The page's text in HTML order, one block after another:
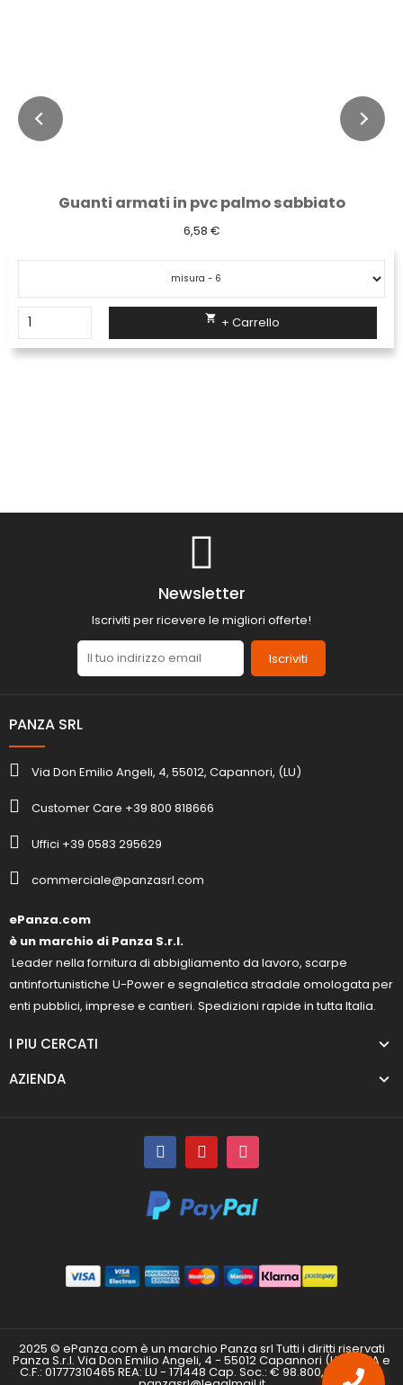
Guanti armati in pvc palmo sabbiato
6,58 €
 + Carrello
Newsletter
Iscriviti per ricevere le migliori offerte!
Iscriviti
PANZA SRL
Via Don Emilio Angeli, 4, 55012, Capannori, (LU)
Customer Care +39 800 818666
Uffici +39 0583 295629
commerciale@panzasrl.com
ePanza.com
è un marchio di Panza S.r.l.
Leader nella fornitura di abbigliamento da lavoro, scarpe
antinfortunistiche U-Power e segnaletica stradale omologata per
enti pubblici, imprese e cantieri. Spedizioni rapide in tutta Italia.
I PIU CERCATI
AZIENDA
2025 © ePanza.com è un marchio Panza srl Tutti i diritti riservati
Panza S.r.l. Via Don Emilio Angeli, 4 - 55012 Capannori (LU) P.IVA e
C.F.: 01777310465 REA: LU - 171448 Cap. Soc.: € 98.800,00 i.v. PEC: